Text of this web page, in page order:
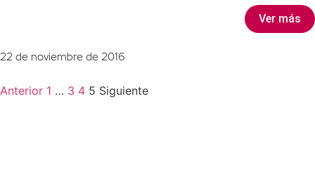
Ver más
22 de noviembre de 2016
Anterior 1 … 3 4 5 Siguiente